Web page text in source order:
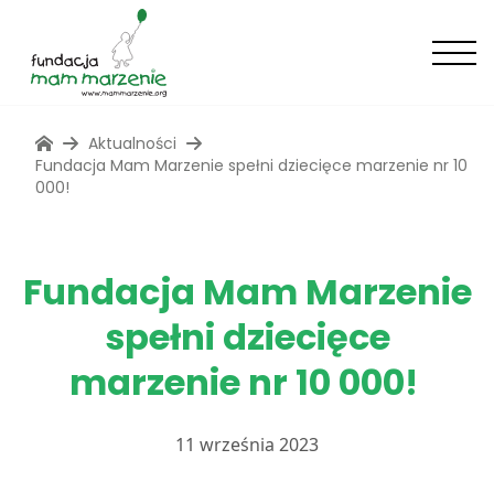
Aktualności
Fundacja Mam Marzenie spełni dziecięce marzenie nr 10
000!
Fundacja Mam Marzenie
spełni dziecięce
marzenie nr 10 000!
11 września 2023